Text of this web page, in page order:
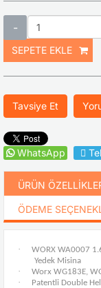
Tavsiye Et
WhatsApp
ÜRÜN
ÖDEME
·
WORX WA0007
Yedek Misina
· Worx WG183E,
·
Patentli Double